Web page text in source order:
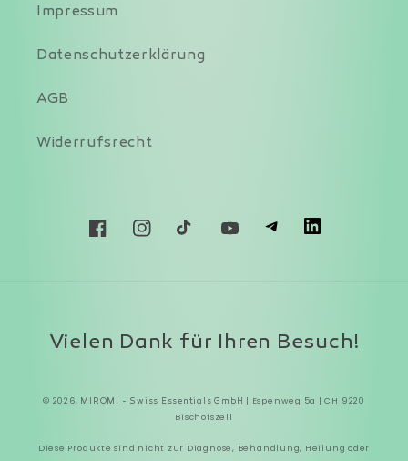
Impressum
Datenschutzerklärung
AGB
Widerrufsrecht
FacebookInstagramTikTokYouTube L
Vielen Dank für Ihren Besuch!
© 2026, MIROMI - Swiss Essentials GmbH | Espenweg 5a | CH 9220
Bischofszell
Diese Produkte sind nicht zur Diagnose, Behandlung, Heilung oder